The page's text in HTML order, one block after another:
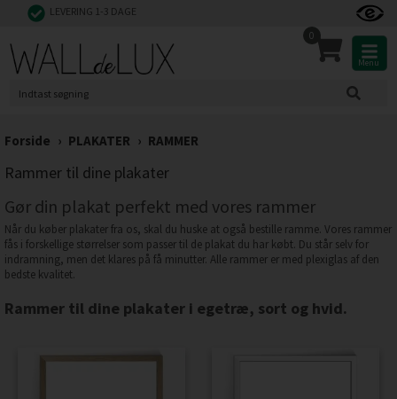
LEVERING 1-3 DAGE
0
Menu
Forside › PLAKATER › RAMMER
Rammer til dine plakater
Gør din plakat perfekt med vores rammer
Når du køber plakater fra os, skal du huske at også bestille ramme. Vores rammer
fås i forskellige størrelser som passer til de plakat du har købt. Du står selv for
indramning, men det klares på få minutter. Alle rammer er med plexiglas af den
bedste kvalitet.
Rammer til dine plakater i egetræ, sort og hvid.